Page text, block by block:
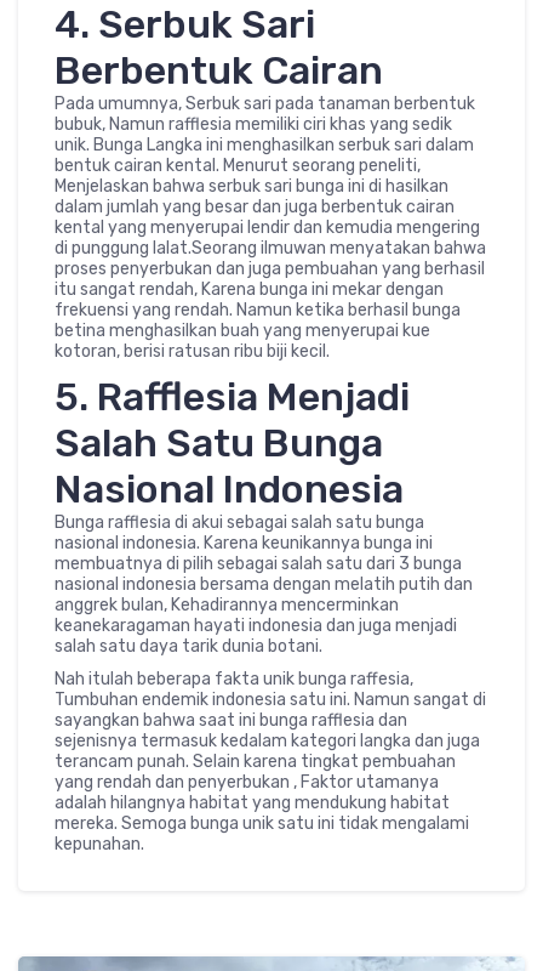
4. Serbuk Sari
Berbentuk Cairan
Pada umumnya, Serbuk sari pada tanaman berbentuk
bubuk, Namun rafflesia memiliki ciri khas yang sedik
unik. Bunga Langka ini menghasilkan serbuk sari dalam
bentuk cairan kental. Menurut seorang peneliti,
Menjelaskan bahwa serbuk sari bunga ini di hasilkan
dalam jumlah yang besar dan juga berbentuk cairan
kental yang menyerupai lendir dan kemudia mengering
di punggung lalat.Seorang ilmuwan menyatakan bahwa
proses penyerbukan dan juga pembuahan yang berhasil
itu sangat rendah, Karena bunga ini mekar dengan
frekuensi yang rendah. Namun ketika berhasil bunga
betina menghasilkan buah yang menyerupai kue
kotoran, berisi ratusan ribu biji kecil.
5. Rafflesia Menjadi
Salah Satu Bunga
Nasional Indonesia
Bunga rafflesia di akui sebagai salah satu bunga
nasional indonesia. Karena keunikannya bunga ini
membuatnya di pilih sebagai salah satu dari 3 bunga
nasional indonesia bersama dengan melatih putih dan
anggrek bulan, Kehadirannya mencerminkan
keanekaragaman hayati indonesia dan juga menjadi
salah satu daya tarik dunia botani.
Nah itulah beberapa fakta unik bunga raffesia,
Tumbuhan endemik indonesia satu ini. Namun sangat di
sayangkan bahwa saat ini bunga rafflesia dan
sejenisnya termasuk kedalam kategori langka dan juga
terancam punah. Selain karena tingkat pembuahan
yang rendah dan penyerbukan , Faktor utamanya
adalah hilangnya habitat yang mendukung habitat
mereka. Semoga bunga unik satu ini tidak mengalami
kepunahan.